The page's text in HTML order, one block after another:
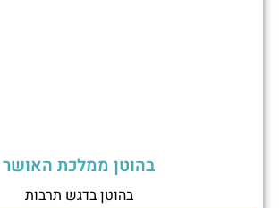
בהוטן ממלכת האושר
בהוטן בדגש תרבות